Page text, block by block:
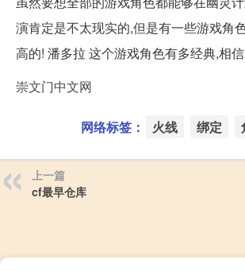
演肯定是不太现实的,但是有一些游戏角
高的! 潘多拉 这个游戏角色有多经典,相信
崇文门中文网
网络标签： 火线 绑定
上一篇
cf最早仓库